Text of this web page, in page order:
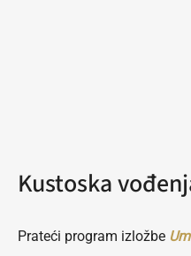
Kustoska
Prateći program izložbe